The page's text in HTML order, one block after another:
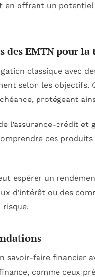
en offrant un
des EMTN pour
classique avec
selon les objectifs.
protégeant
l’assurance-crédit et
ces
espérer un
d’intérêt ou des
risque.
savoir-faire financier
comme ceux